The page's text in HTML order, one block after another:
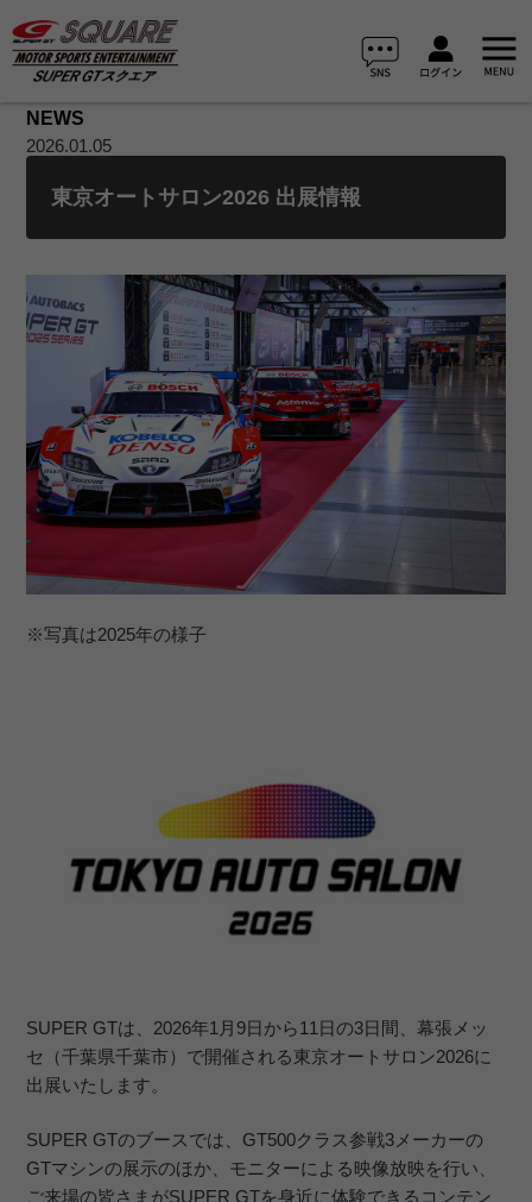
NEWS
2026.01.05
東京オートサロン2026 出展情報
※写真は2025年の様子
SUPER GTは、2026年1月9日から11日の3日間、幕張メッ
セ（千葉県千葉市）で開催される東京オートサロン2026に
出展いたします。
SUPER GTのブースでは、GT500クラス参戦3メーカーの
GTマシンの展示のほか、モニターによる映像放映を行い、
ご来場の皆さまがSUPER GTを身近に体験できるコンテン